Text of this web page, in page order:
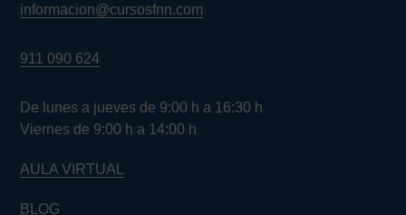
informacion@cursosfnn.com
911 090 624
De lunes a jueves de 9:00 h a 16:30 h
Viernes de 9:00 h a 14:00 h
AULA VIRTUAL
BLOG